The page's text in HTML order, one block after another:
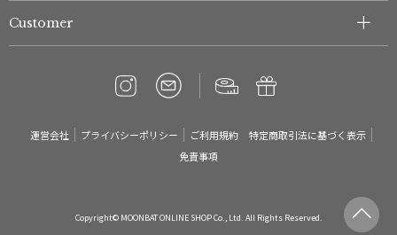
Customer
運営会社 プライバシーポリシー ご利用規約
特定商取引法に基づく表示
免責事項
Copyright© MOONBAT ONLINE SHOP Co., Ltd. All Rights Reserved.